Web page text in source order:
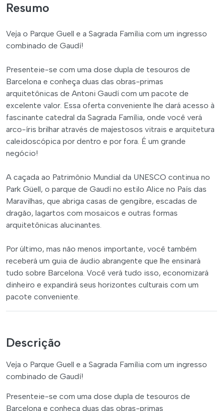
Resumo
Veja o Parque Guell e a Sagrada Família com um ingresso
combinado de Gaudí!
Presenteie-se com uma dose dupla de tesouros de
Barcelona e conheça duas das obras-primas
arquitetônicas de Antoni Gaudí com um pacote de
excelente valor. Essa oferta conveniente lhe dará acesso à
fascinante catedral da Sagrada Família, onde você verá
arco-íris brilhar através de majestosos vitrais e arquitetura
caleidoscópica por dentro e por fora. É um grande
negócio!
A caçada ao Patrimônio Mundial da UNESCO continua no
Park Güell, o parque de Gaudí no estilo Alice no País das
Maravilhas, que abriga casas de gengibre, escadas de
dragão, lagartos com mosaicos e outras formas
arquitetônicas alucinantes.
Por último, mas não menos importante, você também
receberá um guia de áudio abrangente que lhe ensinará
tudo sobre Barcelona. Você verá tudo isso, economizará
dinheiro e expandirá seus horizontes culturais com um
pacote conveniente.
Descrição
Veja o Parque Guell e a Sagrada Família com um ingresso
combinado de Gaudí!
Presenteie-se com uma dose dupla de tesouros de
Barcelona e conheça duas das obras-primas